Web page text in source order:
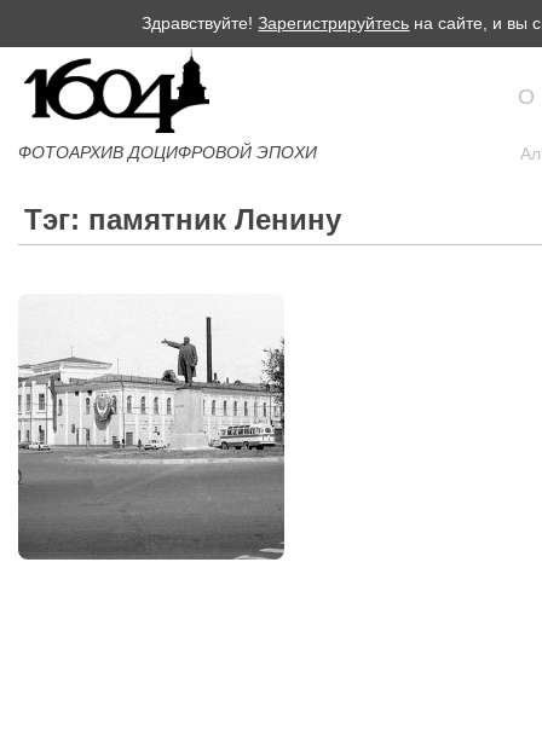
Здравствуйте!Зарегистрируйтесь на сайте, и вы
ФОТОАРХИВ ДОЦИФРОВОЙ ЭПОХИ
О
Тэг: памятник Ленину